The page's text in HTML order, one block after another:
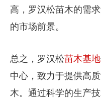
高，罗汉松苗木的需
的市场前景。
总之，罗汉松苗木基地
中心，致力于提供高
木。通过科学的生产